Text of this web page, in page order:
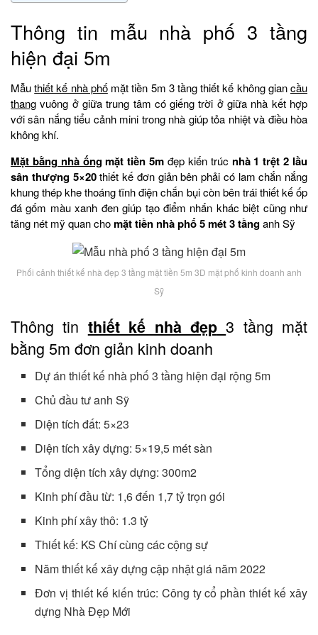
Thông tin mẫu nhà phố 3 tầng
hiện đại 5m
Mẫuthiết kế nhà phốmặt tiền 5m 3 tầng thiết kế không giancầu
thang vuông ở giữa trung tâm có giếng trời ở giữa nhà kết hợp
với sân nắng tiểu cảnh mini trong nhà giúp tỏa nhiệt và điều hòa
không khí.
Mặt bằng nhà ốngmặt tiền 5m đẹp kiến trúc nhà 1 trệt 2 lầu
sân thượng 5×20thiết kế đơn giản bên phải có lam chắn nắng
khung thép khe thoáng tĩnh điện chắn bụi còn bên trái thiết kế ốp
đá gốm màu xanh đen giúp tạo điểm nhấn khác biệt cũng như
tăng nét mỹ quan chomặt tiền nhà phố 5 mét 3 tầnganh Sỹ
Phối cảnh thiết kế nhà đẹp 3 tầng mặt tiền 5m 3D mặt phố kinh doanh anh
Sỹ
Thông tin thiết kế nhà đẹp 3 tầng mặt
bằng 5m đơn giản kinh doanh
Dự án thiết kế nhà phố 3 tầng hiện đại rộng 5m
Chủ đầu tư anh Sỹ
Diện tích đất: 5×23
Diện tích xây dựng: 5×19,5 mét sàn
Tổng diện tích xây dựng: 300m2
Kinh phí đầu từ: 1,6 đến 1,7 tỷ trọn gói
Kinh phí xây thô: 1.3 tỷ
Thiết kế: KS Chí cùng các cộng sự
Năm thiết kế xây dựng cập nhật giá năm 2022
Đơn vị thiết kế kiến trúc: Công ty cổ phần thiết kế xây
dựng Nhà Đẹp Mới